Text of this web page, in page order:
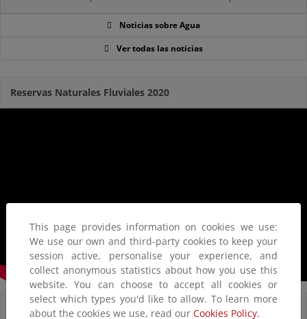
Noticias sobre Agua
Ver todas las noticias
Reservas Naturales Fluviales 2020
Reservas Naturales Fluviales
This page provides information on cookies we use:
We use our own and third-party cookies to keep your
session active, personalise your experience, and
collect anonymous statistics about how you use this
website. You can choose to accept all cookies or
select which types you'd like to allow. To learn more
about the cookies we use, read our Cookies Policy.